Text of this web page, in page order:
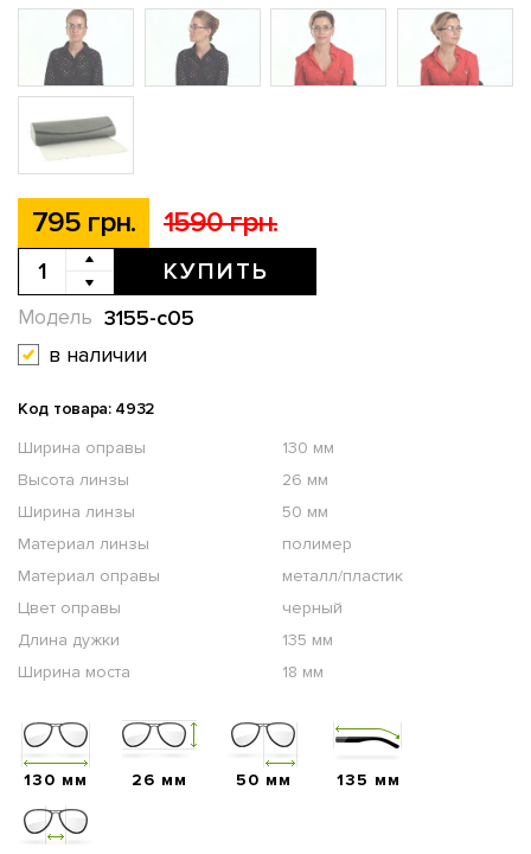
795 грн. 1590 грн.
КУПИТЬ
3155-c05
Модель
в наличии
Код товара: 4932
Ширина оправы
130 мм
Высота линзы
26 мм
Ширина линзы
50 мм
Материал линзы
полимер
Материал оправы
металл/пластик
Цвет оправы
черный
Длина дужки
135 мм
Ширина моста
18 мм
130 мм 26 мм 50 мм 135 мм